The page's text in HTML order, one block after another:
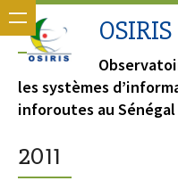
OSIRIS
les systèmes
inforoutes au Sénégal
2011